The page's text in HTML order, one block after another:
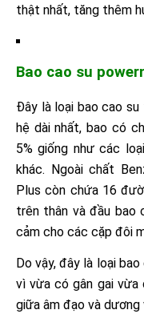
thật nhất, tăng thêm
Bao cao su
Đây là loại bao cao
hệ dài nhất, bao có
5% giống như các
khác. Ngoài chất
Plus còn chứa 16
trên thân và đầu bao
cảm cho các cặp đôi
Do vậy, đây là loại
vì vừa có gân gai vừa
giữa âm đạo và